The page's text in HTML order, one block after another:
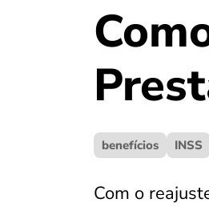
benefícios INSS
Com o